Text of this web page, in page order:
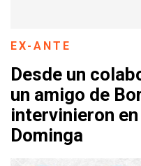
EX-ANTE
Desde un
un amigo de
intervinieron
Dominga